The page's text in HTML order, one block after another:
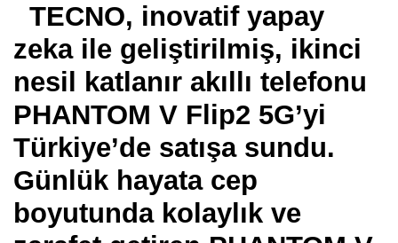
TECNO, inovatif yapay
zeka ile geliştirilmiş, ikinci
nesil katlanır akıllı telefonu
PHANTOM V Flip2 5G’yi
Türkiye’de satışa sundu.
Günlük hayata cep
boyutunda kolaylık ve